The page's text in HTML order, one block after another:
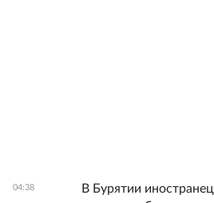
04:38
В Бурятии